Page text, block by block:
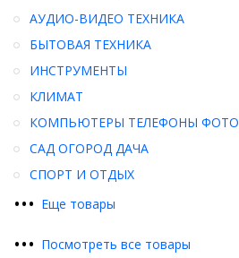
••• Еще товары
АУДИО-ВИДЕО ТЕХНИКА
БЫТОВАЯ ТЕХНИКА
ИНСТРУМЕНТЫ
КЛИМАТ
КОМПЬЮТЕРЫ ТЕЛЕФОНЫ ФОТО
САД ОГОРОД ДАЧА
СПОРТ И ОТДЫХ
••• Посмотреть все товары